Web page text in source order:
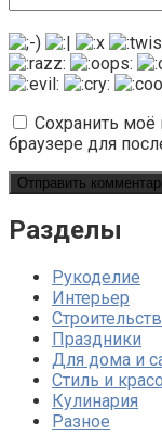
Сохранить моё
браузере для
Разделы
Рукоделие
Интерьер
Праздники
Для дома и
Стиль и
Кулинария
Разное